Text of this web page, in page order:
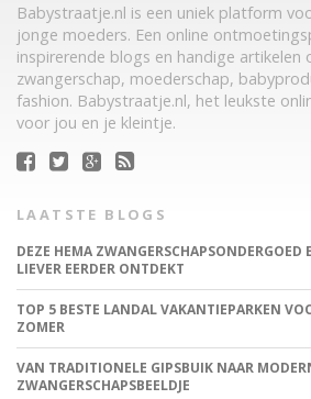
Babystraatje.nl is een uniek platform
jonge moeders. Een online
inspirerende blogs en handige artikelen
zwangerschap, moederschap,
fashion. Babystraatje.nl, het leukste
voor jou en je kleintje.
LAATSTE BLOGS
DEZE HEMA ZWANGERSCHAPSONDERGOED
LIEVER EERDER ONTDEKT
TOP 5 BESTE LANDAL VAKANTIEPARKEN
ZOMER
VAN TRADITIONELE GIPSBUIK NAAR
ZWANGERSCHAPSBEELDJE